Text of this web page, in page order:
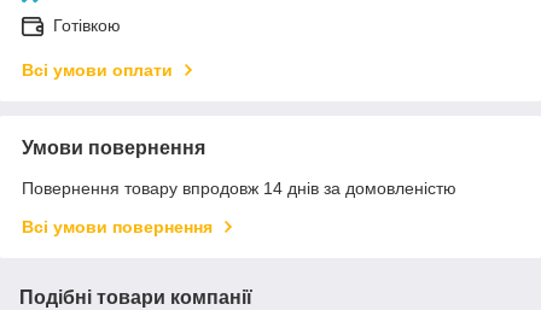
Готівкою
Всі умови оплати
Умови повернення
Повернення товару впродовж 14 днів за домовленістю
Всі умови повернення
Подібні товари компанії